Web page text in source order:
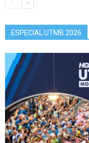
ESPECIAL UTMB 2026